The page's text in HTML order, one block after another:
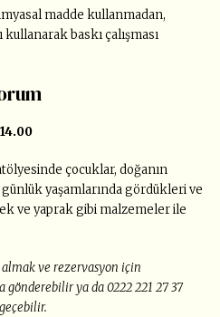
madde kullanmadan,
kullanarak baskı çalışması
çocuklar, doğanın
yaşamlarında gördükleri ve
ve yaprak gibi malzemeler ile
ve rezervasyon için
gönderebilir ya da 0222 221 27 37